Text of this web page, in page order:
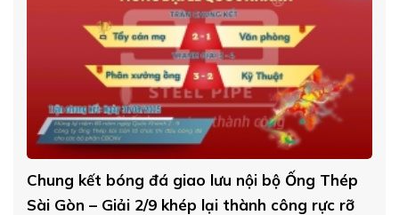
bóng đá giao lưu nội bộ Ống Thép
– Giải 2/9 khép lại thành công rực rỡ
ỐNG THÉP
SAU